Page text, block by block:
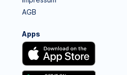
AGB
Apps